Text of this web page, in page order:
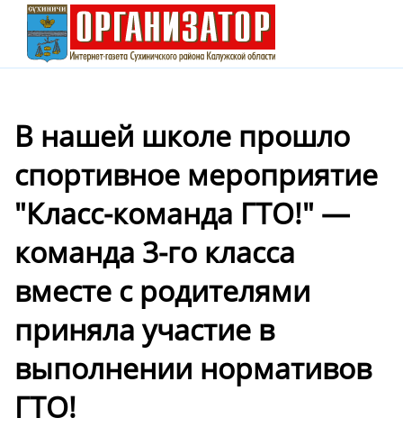
В нашей школе прошло
спортивное мероприятие
"Класс-команда ГТО!" —
команда 3-го класса
вместе с родителями
приняла участие в
выполнении нормативов
ГТО!